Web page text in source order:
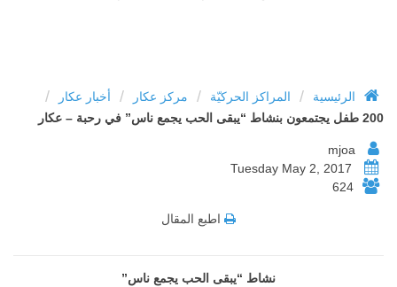
الرئيسية / المراكز الحركيّة / مركز عكار / أخبار عكار /
200 طفل يجتمعون بنشاط “يبقى الحب يجمع ناس” في رحبة – عكار
mjoa
Tuesday May 2, 2017
624
اطبع المقال
نشاط “يبقى الحب يجمع ناس”